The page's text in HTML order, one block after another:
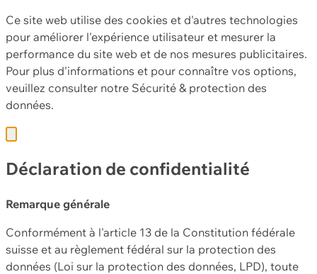
Ce site web utilise des cookies et d'autres technologies
pour améliorer l'expérience utilisateur et mesurer la
performance du site web et de nos mesures publicitaires.
Pour plus d'informations et pour connaître vos options,
veuillez consulter notre Sécurité & protection des
données.
Déclaration de confidentialité
Remarque générale
Conformément à l'article 13 de la Constitution fédérale
suisse et au règlement fédéral sur la protection des
données (Loi sur la protection des données, LPD), toute